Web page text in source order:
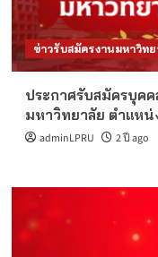
ข่าวรับสมัครงานมหาวิทย
ประกาศรับสมัครบุค
มหาวิทยาลัย ตำแหน่
adminLPRU 2 ปี ago